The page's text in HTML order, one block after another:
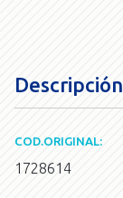
Buscar
Descripción
COD.ORIGINAL:
1728614